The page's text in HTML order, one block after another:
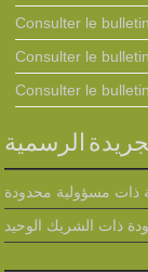
Consulter le
Consulter le
Consulter le
الرسمية
مسؤولية محدودة
ذات الشريك الوحيد